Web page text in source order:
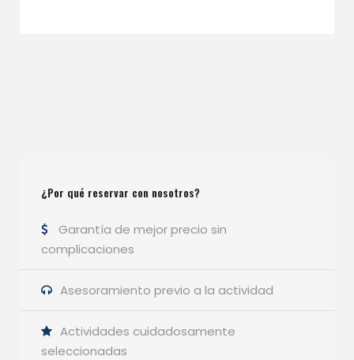
¿Por qué reservar con nosotros?
Garantía de mejor precio sin
complicaciones
Asesoramiento previo a la actividad
Actividades cuidadosamente
seleccionadas